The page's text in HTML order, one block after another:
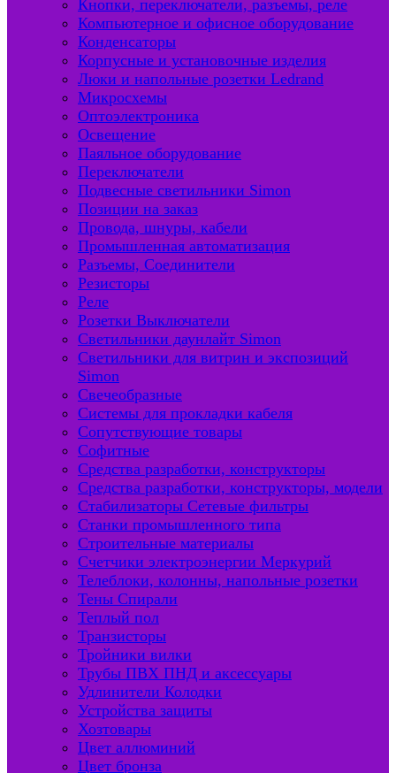
Кнопки, переключатели, разъемы, реле
Компьютерное и офисное оборудование
Конденсаторы
Корпусные и установочные изделия
Люки и напольные розетки Ledrand
Микросхемы
Оптоэлектроника
Освещение
Паяльное оборудование
Переключатели
Подвесные светильники Simon
Позиции на заказ
Провода, шнуры, кабели
Промышленная автоматизация
Разъемы, Соединители
Резисторы
Реле
Розетки Выключатели
Светильники даунлайт Simon
Светильники для витрин и экспозиций
Simon
Свечеобразные
Системы для прокладки кабеля
Сопутствующие товары
Софитные
Средства разработки, конструкторы
Средства разработки, конструкторы, модели
Стабилизаторы Сетевые фильтры
Станки промышленного типа
Строительные материалы
Счетчики электроэнергии Меркурий
Телеблоки, колонны, напольные розетки
Тены Спирали
Теплый пол
Транзисторы
Тройники вилки
Трубы ПВХ ПНД и аксессуары
Удлинители Колодки
Устройства защиты
Хозтовары
Цвет аллюминий
Цвет бронза